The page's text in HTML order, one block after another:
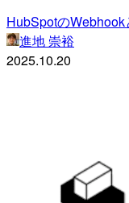
HubSpotの
進地 崇裕
2025.10.20